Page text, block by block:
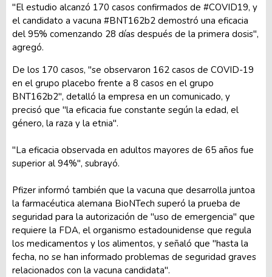
"El estudio alcanzó 170 casos confirmados de #COVID19, y
el candidato a vacuna #BNT162b2 demostró una eficacia
del 95% comenzando 28 días después de la primera dosis",
agregó.
De los 170 casos, "se observaron 162 casos de COVID-19
en el grupo placebo frente a 8 casos en el grupo
BNT162b2", detalló la empresa en un comunicado, y
precisó que "la eficacia fue constante según la edad, el
género, la raza y la etnia".
"La eficacia observada en adultos mayores de 65 años fue
superior al 94%", subrayó.
Pfizer informó también que la vacuna que desarrolla juntoa
la farmacéutica alemana BioNTech superó la prueba de
seguridad para la autorización de "uso de emergencia" que
requiere la FDA, el organismo estadounidense que regula
los medicamentos y los alimentos, y señaló que "hasta la
fecha, no se han informado problemas de seguridad graves
relacionados con la vacuna candidata".